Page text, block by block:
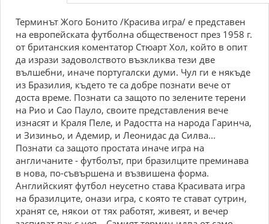
Терминът Жого Бонито /Красива игра/ е представен
на европейската футболна общественост през 1958 г.
от британския коментатор Стюарт Хол, който в опит
да изрази задоволството възкликва тези две
вълшебни, иначе португалски думи. Чул ги е някъде
из Бразилия, където те са добре познати вече от
доста време. Познати са защото по зелените терени
на Рио и Сао Пауло, своите представления вече
изнасят и Краля Пеле, и Радостта на народа Гаринча,
и Зизиньо, и Адемир, и Леонидас да Силва...
Познати са защото простата иначе игра на
англичаните - футболът, при бразилците преминава
в нова, по-съвършена и възвишена форма.
Английският футбол неусетно става Красивата игра
на бразилците, онази игра, с която те стават сутрин,
хранят се, някои от тях работят, живеят, и вечер